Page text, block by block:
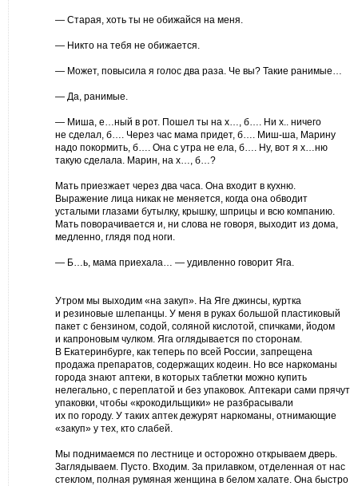
— Старая, хоть ты не обижайся на меня.
— Никто на тебя не обижается.
— Может, повысила я голос два раза. Че вы? Такие ранимые…
— Да, ранимые.
— Миша, е…ный в рот. Пошел ты на х…, б…. Ни х.. ничего
не сделал, б…. Через час мама придет, б…. Миш-ша, Марину
надо покормить, б…. Она с утра не ела, б…. Ну, вот я х…ню
такую сделала. Марин, на х…, б…?
Мать приезжает через два часа. Она входит в кухню.
Выражение лица никак не меняется, когда она обводит
усталыми глазами бутылку, крышку, шприцы и всю компанию.
Мать поворачивается и, ни слова не говоря, выходит из дома,
медленно, глядя под ноги.
— Б…ь, мама приехала… — удивленно говорит Яга.
Утром мы выходим «на закуп». На Яге джинсы, куртка
и резиновые шлепанцы. У меня в руках большой пластиковый
пакет с бензином, содой, соляной кислотой, спичками, йодом
и капроновым чулком. Яга оглядывается по сторонам.
В Екатеринбурге, как теперь по всей России, запрещена
продажа препаратов, содержащих кодеин. Но все наркоманы
города знают аптеки, в которых таблетки можно купить
нелегально, с переплатой и без упаковок. Аптекари сами прячут
упаковки, чтобы «крокодильщики» не разбрасывали
их по городу. У таких аптек дежурят наркоманы, отнимающие
«закуп» у тех, кто слабей.
Мы поднимаемся по лестнице и осторожно открываем дверь.
Заглядываем. Пусто. Входим. За прилавком, отделенная от нас
стеклом, полная румяная женщина в белом халате. Она быстро